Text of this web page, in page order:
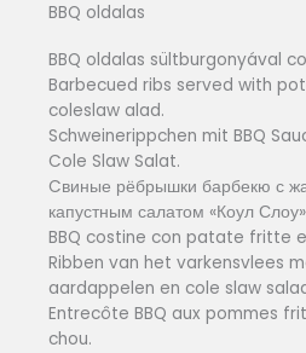
BBQ oldalas
BBQ oldalas sültburgonyával
Barbecued ribs served with
coleslaw alad.
Schweinerippchen mit BBQ
Cole Slaw Salat.
Cвиные рёбрышки барбекю с
капустным салатом «Коул
BBQ costine con patate fritte
Ribben van het varkensvlees
aardappelen en cole slaw
Entrecôte BBQ aux pommes
chou.